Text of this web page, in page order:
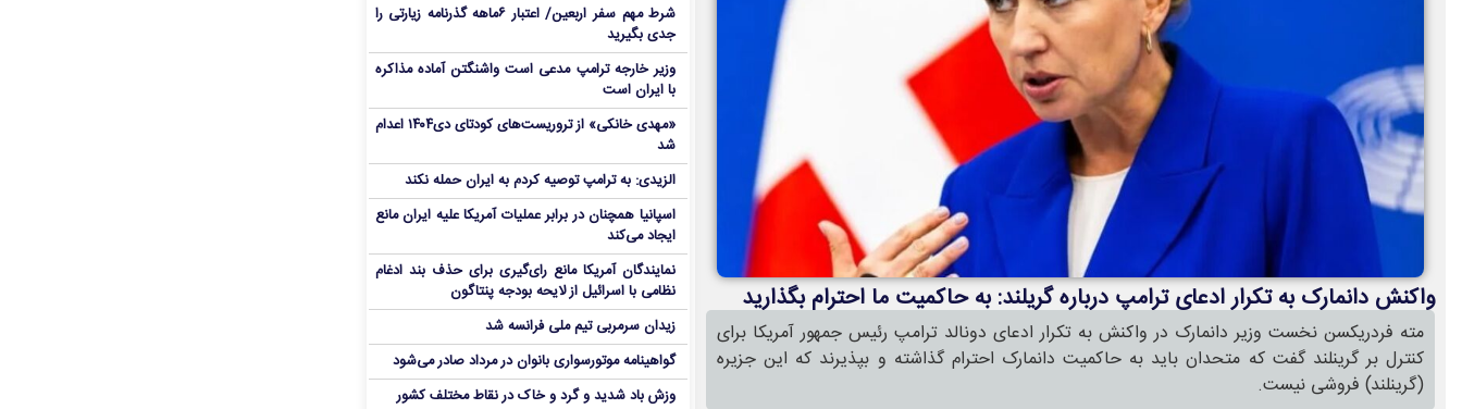
واکنش دانمارک به تکرار ادعای ترامپ درباره گریلند: به حاکمیت ما احترام بگذارید
مته فردریکسن نخست وزیر دانمارک در واکنش به تکرار ادعای دونالد ترامپ رئیس جمهور آمریکا برای
کنترل بر گرینلند گفت که متحدان باید به حاکمیت دانمارک احترام گذاشته و بپذیرند که این جزیره
(گرینلند) فروشی نیست.
شرط مهم سفر اربعین/ اعتبار ۶ماهه گذرنامه زیارتی را
جدی بگیرید
وزیر خارجه ترامپ مدعی است واشنگتن آماده مذاکره
با ایران است
«مهدی خانکی» از تروریست‌های کودتای دی۱۴۰۴ اعدام
شد
الزیدی: به ترامپ توصیه کردم به ایران حمله نکند
اسپانیا همچنان در برابر عملیات آمریکا علیه ایران مانع
ایجاد می‌کند
نمایندگان آمریکا مانع رای‌گیری برای حذف بند ادغام
نظامی با اسرائیل از لایحه بودجه پنتاگون
زیدان سرمربی تیم ملی فرانسه شد
گواهینامه موتورسواری بانوان در مرداد صادر می‌شود
وزش باد شدید و گرد و خاک در نقاط مختلف کشور